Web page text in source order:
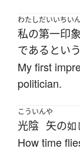
わたし
私の
だいいちい
第一印象
である という
My first
politician.
こういん
光陰
や
矢の如
How time